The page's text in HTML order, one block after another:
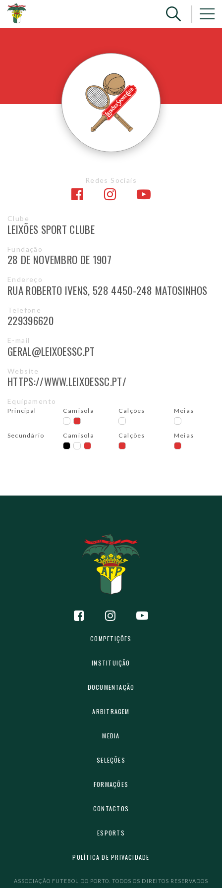
Redes Sociais
Clube
LEIXÕES SPORT CLUBE
Fundação
28 DE NOVEMBRO DE 1907
Endereço
RUA ROBERTO IVENS, 528 4450-248 MATOSINHOS
Telefone
229396620
E-mail
GERAL@LEIXOESSC.PT
Website
HTTPS://WWW.LEIXOESSC.PT/
Equipamento
Principal Camisola Calções Meias
Secundário Camisola Calções Meias
COMPETIÇÕES
INSTITUIÇÃO
DOCUMENTAÇÃO
ARBITRAGEM
MEDIA
SELEÇÕES
FORMAÇÕES
CONTACTOS
ESPORTS
POLÍTICA DE PRIVACIDADE
ASSOCIAÇÃO FUTEBOL DO PORTO. TODOS OS DIREITOS RESERVADOS